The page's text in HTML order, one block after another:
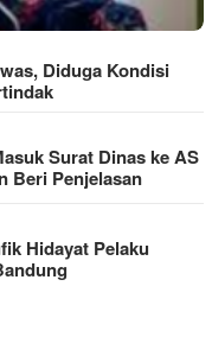
Diduga Kondisi
Surat Dinas ke AS
Beri Penjelasan
Hidayat Pelaku